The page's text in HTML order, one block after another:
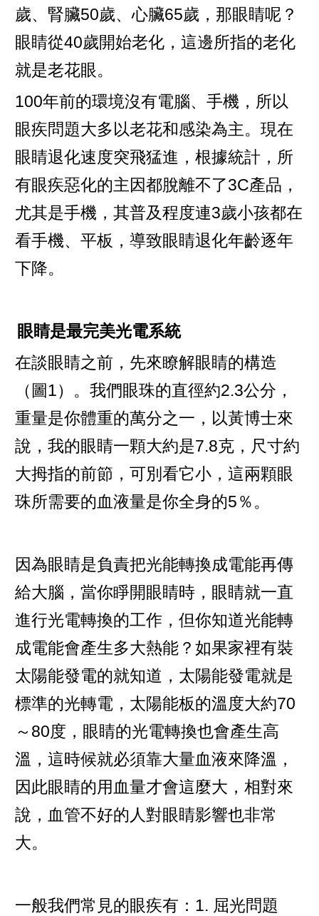
歲、腎臟50歲、心臟65歲，那眼睛呢？
眼睛從40歲開始老化，這邊所指的老化
就是老花眼。
100年前的環境沒有電腦、手機，所以
眼疾問題大多以老花和感染為主。現在
眼睛退化速度突飛猛進，根據統計，所
有眼疾惡化的主因都脫離不了3C產品，
尤其是手機，其普及程度連3歲小孩都在
看手機、平板，導致眼睛退化年齡逐年
下降。
眼睛是最完美光電系統
在談眼睛之前，先來瞭解眼睛的構造
（圖1）。我們眼珠的直徑約2.3公分，
重量是你體重的萬分之一，以黃博士來
說，我的眼睛一顆大約是7.8克，尺寸約
大拇指的前節，可別看它小，這兩顆眼
珠所需要的血液量是你全身的5％。
因為眼睛是負責把光能轉換成電能再傳
給大腦，當你睜開眼睛時，眼睛就一直
進行光電轉換的工作，但你知道光能轉
成電能會產生多大熱能？如果家裡有裝
太陽能發電的就知道，太陽能發電就是
標準的光轉電，太陽能板的溫度大約70
～80度，眼睛的光電轉換也會產生高
溫，這時候就必須靠大量血液來降溫，
因此眼睛的用血量才會這麼大，相對來
說，血管不好的人對眼睛影響也非常
大。
一般我們常見的眼疾有：1. 屈光問題